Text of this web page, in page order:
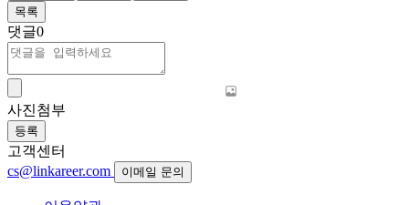
목록
댓글0
사진첨부
등록
고객센터
cs@linkareer.com
이메일 문의